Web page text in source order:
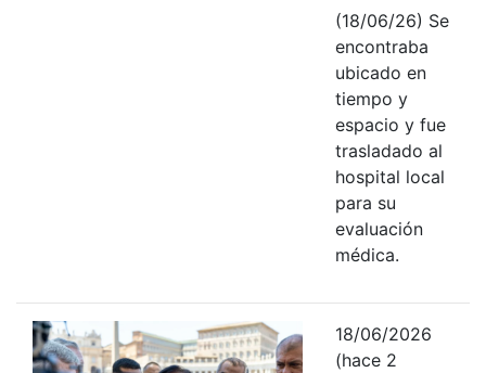
(18/06/26) Se
encontraba
ubicado en
tiempo y
espacio y fue
trasladado al
hospital local
para su
evaluación
médica.
18/06/2026
(hace 2